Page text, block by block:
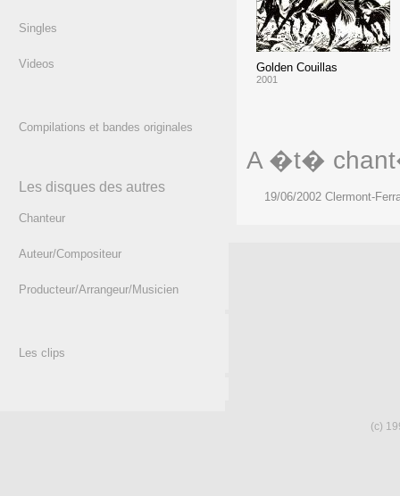
Singles
Videos
Compilations et bandes originales
Les disques des autres
Chanteur
Auteur/Compositeur
Producteur/Arrangeur/Musicien
Les clips
Golden Couillas
2001
A �t�
19/06/2002 Clermont-
(c)